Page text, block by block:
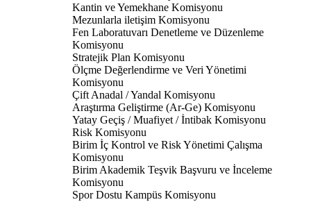
Kantin ve Yemekhane Komisyonu
Mezunlarla iletişim Komisyonu
Fen Laboratuvarı Denetleme ve Düzenleme
Komisyonu
Stratejik Plan Komisyonu
Ölçme Değerlendirme ve Veri Yönetimi
Komisyonu
Çift Anadal / Yandal Komisyonu
Araştırma Geliştirme (Ar-Ge) Komisyonu
Yatay Geçiş / Muafiyet / İntibak Komisyonu
Risk Komisyonu
Birim İç Kontrol ve Risk Yönetimi Çalışma
Komisyonu
Birim Akademik Teşvik Başvuru ve İnceleme
Komisyonu
Spor Dostu Kampüs Komisyonu